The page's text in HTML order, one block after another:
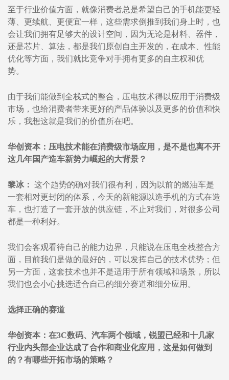
至于行业价值方面，就像消费者总是希望自己的手机能更轻
薄、更续航、更便宜一样，这些需求倒推到我们身上时，也
会让我们拥有足够大的设计空间，因为无论是材料、器件，
还是芯片、算法，都是我们原创自主开发的，在成本、性能
优化等方面，我们就比竞争对手拥有更多的自主权和优
势。
由于我们能做到全栈式的整合，压电技术得以应用于消费级
市场，也给消费者带来更好的产品体验以及更多的价值和快
乐，我想这就是我们的价值所在吧。
华创资本：压电技术能在消费级市场应用，是不是也离不开
这几年国产造车新势力崛起的大背景？
黎冰： 这个趋势的确对我们很有利，因为以前的燃油车是
一套相对更封闭的体系，今天的新能源以造手机的方式在造
车，也打造了一套开放的供应链，不止对我们，对很多公司
都是一种利好。
我们会客观看待自己的能力边界，只能说在压电全栈整合方
面，目前我们是做的最好的，可以发挥自己的技术优势；但
另一方面，这套技术也并不是适用于所有领域和场景，所以
我们也会小心挑选适合自己的细分赛道和细分应用。
选择正确的赛道
华创资本：在3C数码、汽车两个领域，锐盟已经和十几家
行业内头部企业达成了合作和商业化应用，这是如何做到
的？有哪些开拓市场的策略？